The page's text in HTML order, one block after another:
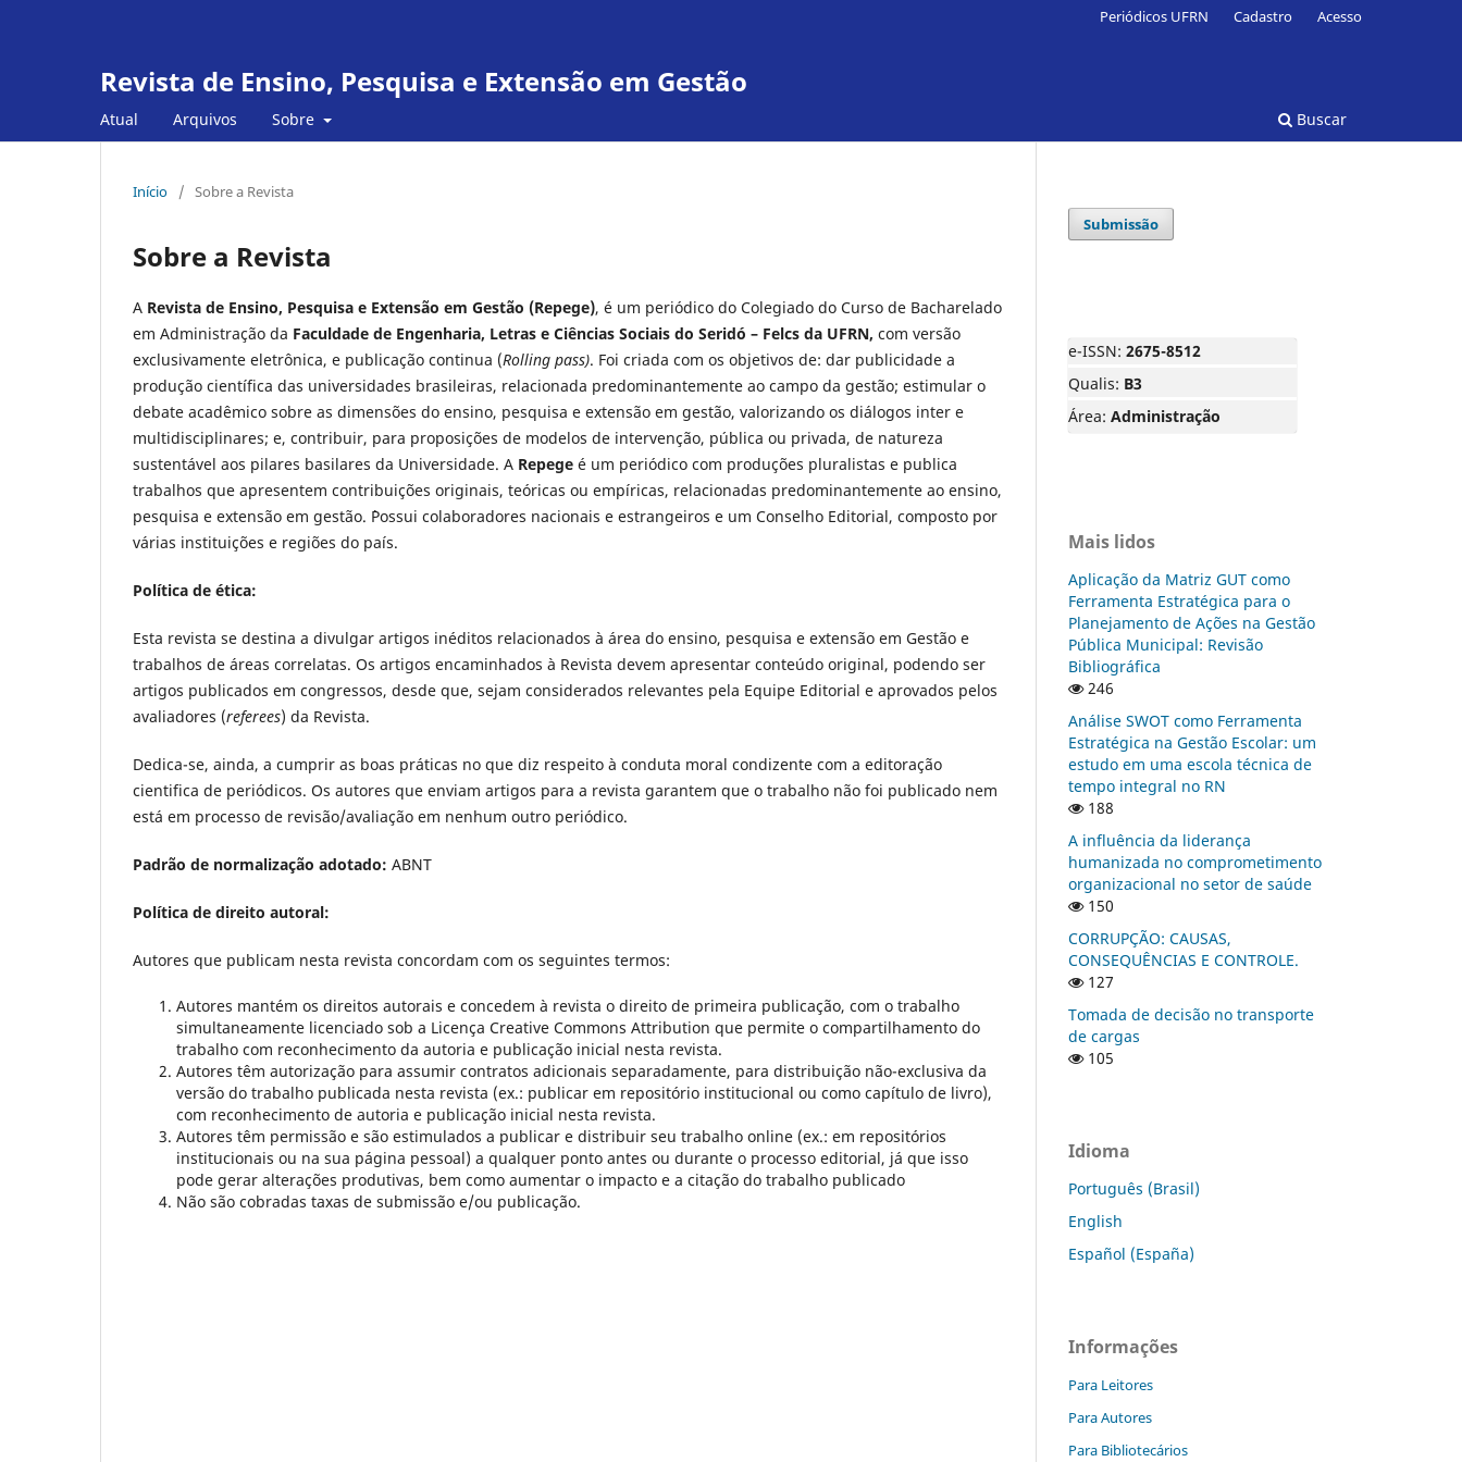
Revista de Ensino, Pesquisa e Extensão em Gestão
Atual Arquivos Sobre Buscar
Periódicos UFRN Cadastro Acesso
Início / Sobre a Revista
Sobre a Revista
A Revista de Ensino, Pesquisa e Extensão em Gestão (Repege), é um periódico do Colegiado do Curso de Bacharelado
em Administração da Faculdade de Engenharia, Letras e Ciências Sociais do Seridó – Felcs da UFRN, com versão
exclusivamente eletrônica, e publicação continua (Rolling pass). Foi criada com os objetivos de: dar publicidade a
produção cientí­fica das universidades brasileiras, relacionada predominantemente ao campo da gestão; estimular o
debate acadêmico sobre as dimensões do ensino, pesquisa e extensão em gestão, valorizando os diálogos inter e
multidisciplinares; e, contribuir, para proposições de modelos de intervenção, pública ou privada, de natureza
sustentável aos pilares basilares da Universidade. A Repege é um periódico com produções pluralistas e publica
trabalhos que apresentem contribuições originais, teóricas ou empí­ricas, relacionadas predominantemente ao ensino,
pesquisa e extensão em gestão. `Possui colaboradores nacionais e estrangeiros e um Conselho Editorial, composto por
várias instituições e regiões do país.
Política de ética:
Esta revista se destina a divulgar artigos inéditos relacionados à área do ensino, pesquisa e extensão em Gestão e
trabalhos de áreas correlatas. Os artigos encaminhados à Revista devem apresentar conteúdo original, podendo ser
artigos publicados em congressos, desde que, sejam considerados relevantes pela Equipe Editorial e aprovados pelos
avaliadores (referees) da Revista.
Dedica-se, ainda, a cumprir as boas práticas no que diz respeito à conduta moral condizente com a editoração
cientifica de periódicos. Os autores que enviam artigos para a revista garantem que o trabalho não foi publicado nem
está em processo de revisão/avaliação em nenhum outro periódico.
Padrão de normalização adotado: ABNT
Política de direito autoral:
Autores que publicam nesta revista concordam com os seguintes termos:
Autores mantém os direitos autorais e concedem à revista o direito de primeira publicação, com o trabalho
simultaneamente licenciado sob a Licença Creative Commons Attribution que permite o compartilhamento do
trabalho com reconhecimento da autoria e publicação inicial nesta revista.
Autores têm autorização para assumir contratos adicionais separadamente, para distribuição não-exclusiva da
versão do trabalho publicada nesta revista (ex.: publicar em repositório institucional ou como capítulo de livro),
com reconhecimento de autoria e publicação inicial nesta revista.
Autores têm permissão e são estimulados a publicar e distribuir seu trabalho online (ex.: em repositórios
institucionais ou na sua página pessoal) a qualquer ponto antes ou durante o processo editorial, já que isso
pode gerar alterações produtivas, bem como aumentar o impacto e a citação do trabalho publicado
Não são cobradas taxas de submissão e/ou publicação.
Submissão
e-ISSN: 2675-8512
Qualis: B3
Área: Administração
Mais lidos
Aplicação da Matriz GUT como
Ferramenta Estratégica para o
Planejamento de Ações na Gestão
Pública Municipal: Revisão
Bibliográfica
246
Análise SWOT como Ferramenta
Estratégica na Gestão Escolar: um
estudo em uma escola técnica de
tempo integral no RN
188
A influência da liderança
humanizada no comprometimento
organizacional no setor de saúde
150
CORRUPÇÃO: CAUSAS,
CONSEQUÊNCIAS E CONTROLE.
127
Tomada de decisão no transporte
de cargas
105
Idioma
Português (Brasil)
English
Español (España)
Informações
Para Leitores
Para Autores
Para Bibliotecários